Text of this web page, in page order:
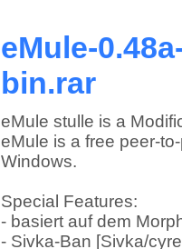
eMule-
bin.rar
eMule stulle is a
eMule is a free peer-
Windows.
Special Features:
- basiert auf dem
- Sivka-Ban [Sivka/